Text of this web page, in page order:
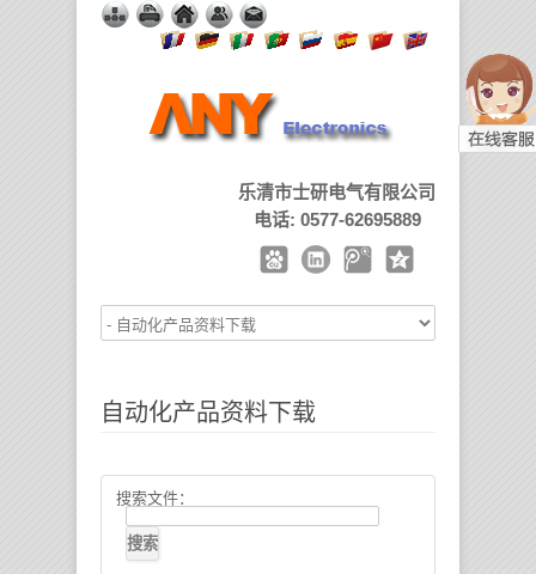
乐清市士研电气有限公司
电话: 0577-62695889
自动化产品资料下载
搜索文件：